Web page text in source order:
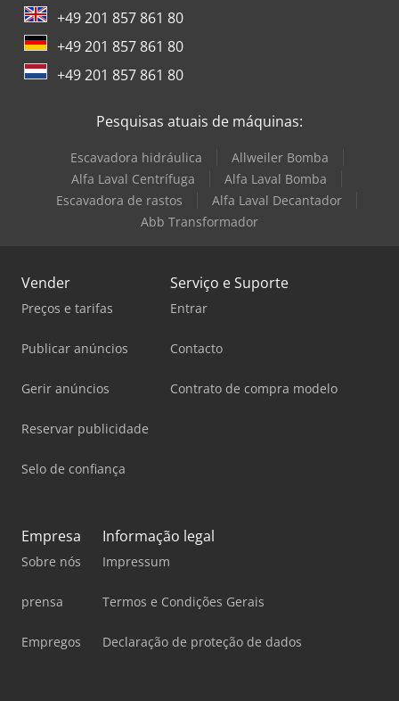
+49 201 857 861 80
+49 201 857 861 80
+49 201 857 861 80
Pesquisas atuais de máquinas:
Escavadora hidráulica
Allweiler Bomba
Alfa Laval Centrífuga
Alfa Laval Bomba
Escavadora de rastos
Alfa Laval Decantador
Abb Transformador
Vender
Preços e tarifas
Publicar anúncios
Gerir anúncios
Reservar publicidade
Selo de confiança
Serviço e Suporte
Entrar
Contacto
Contrato de compra modelo
Empresa
Sobre nós
prensa
Empregos
Informação legal
Impressum
Termos e Condições Gerais
Declaração de proteção de dados